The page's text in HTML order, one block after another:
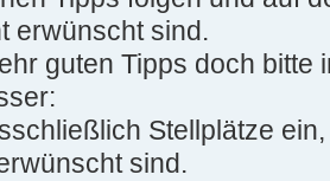
erwünscht sind.
guten Tipps doch bitte
Stellplätze
sind.